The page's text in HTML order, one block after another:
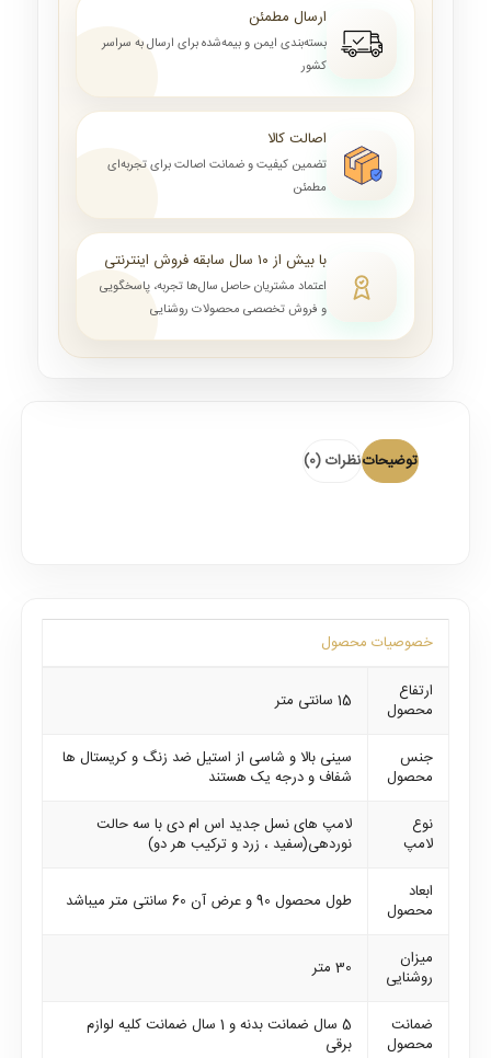
ارسال مطمئن
بسته‌بندی ایمن و بیمه‌شده برای ارسال به سراسر
کشور
اصالت کالا
تضمین کیفیت و ضمانت اصالت برای تجربه‌ای
مطمئن
با بیش از ۱۰ سال سابقه فروش اینترنتی
اعتماد مشتریان حاصل سال‌ها تجربه، پاسخگویی
و فروش تخصصی محصولات روشنایی
توضیحاتنظرات (0)
خصوصیات محصول
ارتفاع
محصول
15 سانتی متر
جنس
محصول
سینی بالا و شاسی از استیل ضد زنگ و کریستال ها
شفاف و درجه یک هستند
نوع
لامپ
لامپ های نسل جدید اس ام دی با سه حالت
نوردهی(سفید ، زرد و ترکیب هر دو)
ابعاد
محصول
طول محصول 90 و عرض آن 60 سانتی متر میباشد
میزان
روشنایی
30 متر
ضمانت
محصول
5 سال ضمانت بدنه و 1 سال ضمانت کلیه لوازم
برقی